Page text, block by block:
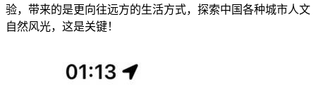
验，带来的是更向往远方的生活方式，探索中国各种城市人文
自然风光，这是关键！